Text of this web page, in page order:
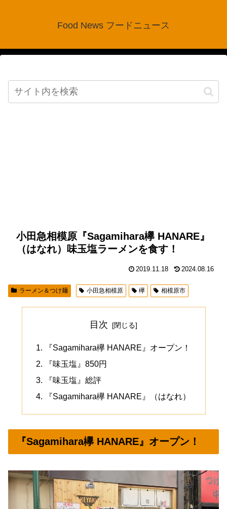
Food News フードニュース
小田急相模原『Sagamihara欅 HANARE』
（はなれ）味玉塩ラーメンを食す！
2019.11.18 2024.08.16
ラーメン＆つけ麺 小田急相模原 欅 相模原市
目次
『Sagamihara欅 HANARE』オープン！
『味玉塩』850円
『味玉塩』総評
『Sagamihara欅 HANARE』（はなれ）
『Sagamihara欅 HANARE』オープン！